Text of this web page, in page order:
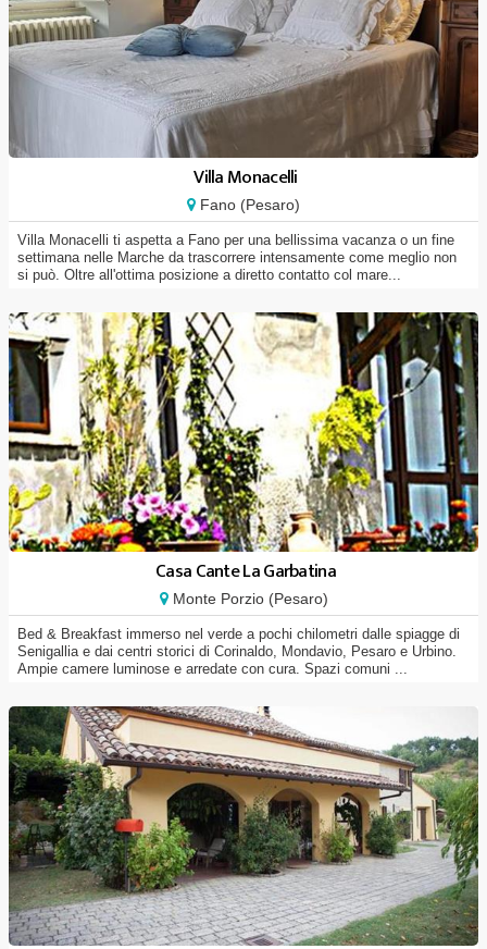
Villa Monacelli
Fano (Pesaro)
Villa Monacelli ti aspetta a Fano per una bellissima vacanza o un fine
settimana nelle Marche da trascorrere intensamente come meglio non
si può. Oltre all'ottima posizione a diretto contatto col mare...
Casa Cante La Garbatina
Monte Porzio (Pesaro)
Bed & Breakfast immerso nel verde a pochi chilometri dalle spiagge di
Senigallia e dai centri storici di Corinaldo, Mondavio, Pesaro e Urbino.
Ampie camere luminose e arredate con cura. Spazi comuni ...